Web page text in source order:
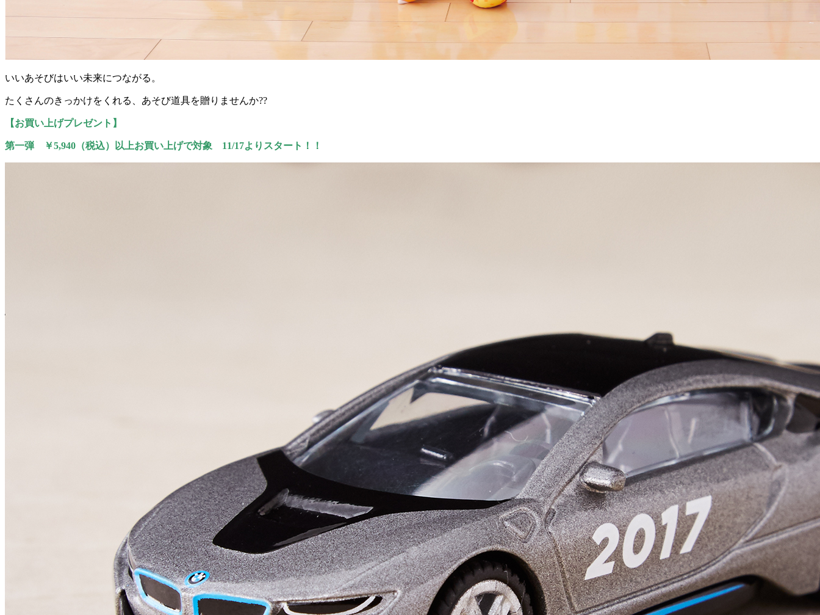
いいあそびはいい未来につながる。
たくさんのきっかけをくれる、あそび道具を贈りませんか??
【お買い上げプレゼント】
第一弾 ￥5,940（税込）以上お買い上げで対象 11/17よりスタート！！